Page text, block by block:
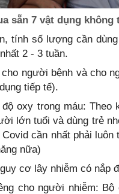
sẵn 7 vật dụng không
tính số lượng cần
2 - 3 tuần.
người bệnh và cho
tiếp tế).
oxy trong máu: Theo
lớn tuổi và dùng trẻ
cần nhất phải luôn
nữa)
cơ lây nhiễm có nắp
cho người nhiễm: